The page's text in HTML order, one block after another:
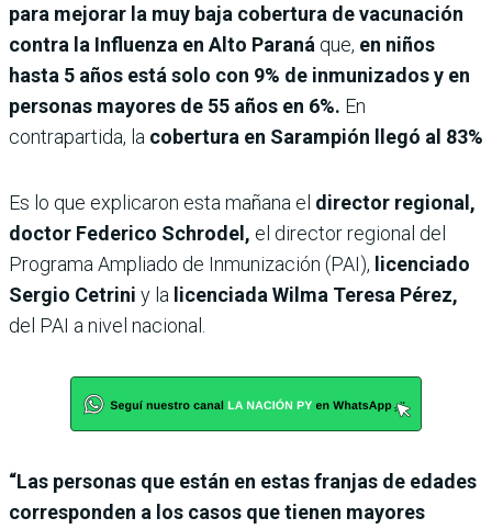
para mejorar la muy baja cobertura de vacunación
contra la Influenza en Alto Paraná que, en niños
hasta 5 años está solo con 9% de inmunizados y en
personas mayores de 55 años en 6%. En
contrapartida, la cobertura en Sarampión llegó al 83%
Es lo que explicaron esta mañana el director regional,
doctor Federico Schrodel, el director regional del
Programa Ampliado de Inmunización (PAI), licenciado
Sergio Cetrini y la licenciada Wilma Teresa Pérez,
del PAI a nivel nacional.
“Las personas que están en estas franjas de edades
corresponden a los casos que tienen mayores